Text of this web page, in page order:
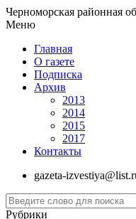
Черноморская районная
Меню
Главная
О газете
Подписка
Архив
2013
2014
2015
2017
Контакты
gazeta-
Рубрики